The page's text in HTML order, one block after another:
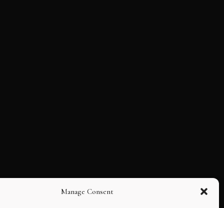
Manage Consent